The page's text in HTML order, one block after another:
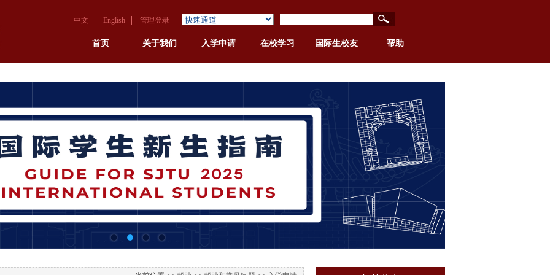
中文 English 管理登录
首页 关于我们 入学申请 在校学习 国际生校友 帮助